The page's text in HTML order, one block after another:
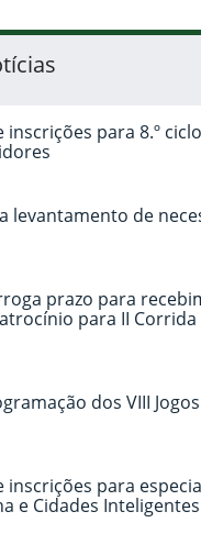
inscrições para 8.º
levantamento de
prazo para
para II Corrida
dos VIII
inscrições para
e Cidades Inteligentes